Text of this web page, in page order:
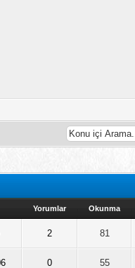
Yorumlar Okunma
2 81
0 55